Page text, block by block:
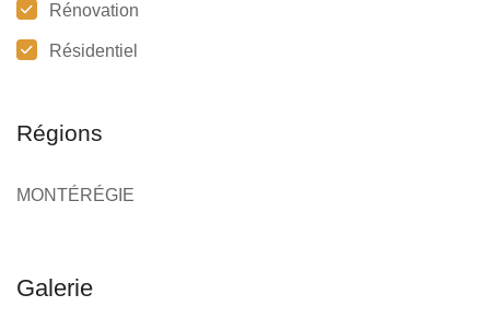
Rénovation
Résidentiel
Régions
MONTÉRÉGIE